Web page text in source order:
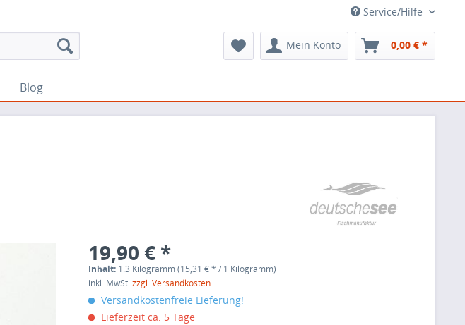
Service/Hilfe
Mein Konto 0,00 € *
Blog
19,90 € *
Inhalt: 1.3 Kilogramm (15,31 € * / 1 Kilogramm)
inkl. MwSt.zzgl. Versandkosten
Versandkostenfreie Lieferung!
Lieferzeit ca. 5 Tage